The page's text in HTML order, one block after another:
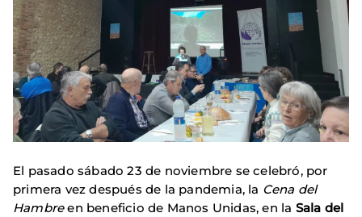
El pasado sábado 23 de noviembre se celebró, por
primera vez después de la pandemia, la Cena del
Hambreen beneficio de Manos Unidas, en la Sala del